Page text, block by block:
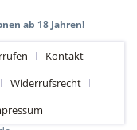
ab 18 Jahren!
Kontakt
Widerrufsrecht